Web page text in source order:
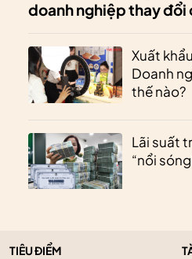
doanh nghiệp thay đổi
Xuất
Doanh
thế nào?
Lãi suất
“nổi
TIÊU ĐIỂM